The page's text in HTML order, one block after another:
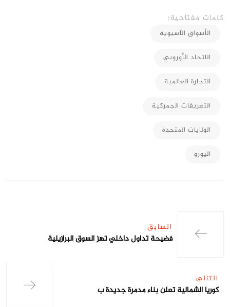
كلمات مفتاحية:
الأسواق الآسيوية
الاتحاد الأوروبي
التجارة العالمية
التعريفات الجمركية
الولايات المتحدة
اليورو
السابق
فضيحة تداول داخلي تهز السوق البرازيلية
التالي
كوريا الشمالية تعلن بناء مدمرة جديدة ب